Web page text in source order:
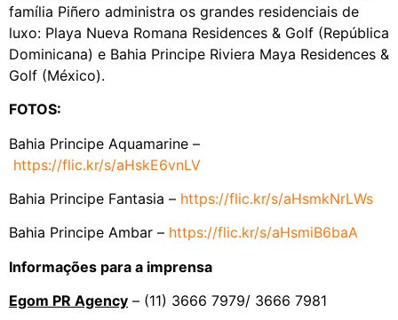
família Piñero administra os grandes residenciais de
luxo: Playa Nueva Romana Residences & Golf (República
Dominicana) e Bahia Principe Riviera Maya Residences &
Golf (México).
FOTOS:
Bahia Principe Aquamarine –
https://flic.kr/s/aHskE6vnLV
Bahia Principe Fantasia – https://flic.kr/s/aHsmkNrLWs
Bahia Principe Ambar – https://flic.kr/s/aHsmiB6baA
Informações para a imprensa
Egom PR Agency – (11) 3666 7979/ 3666 7981